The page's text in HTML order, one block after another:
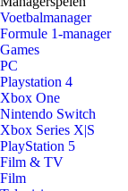
Voetbalmanager
Formule 1-manager
Games
PC
Playstation 4
Xbox One
Nintendo Switch
Xbox Series X|S
PlayStation 5
Film & TV
Film